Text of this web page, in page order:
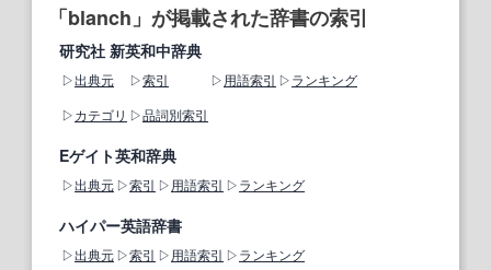
「blanch」が掲載された辞書の索引
研究社 新英和中辞典
出典元 索引 用語索引
ランキング
カテゴリ
品詞別索引
Eゲイト英和辞典
出典元 索引 用語索引 ランキング
ハイパー英語辞書
出典元 索引 用語索引 ランキング